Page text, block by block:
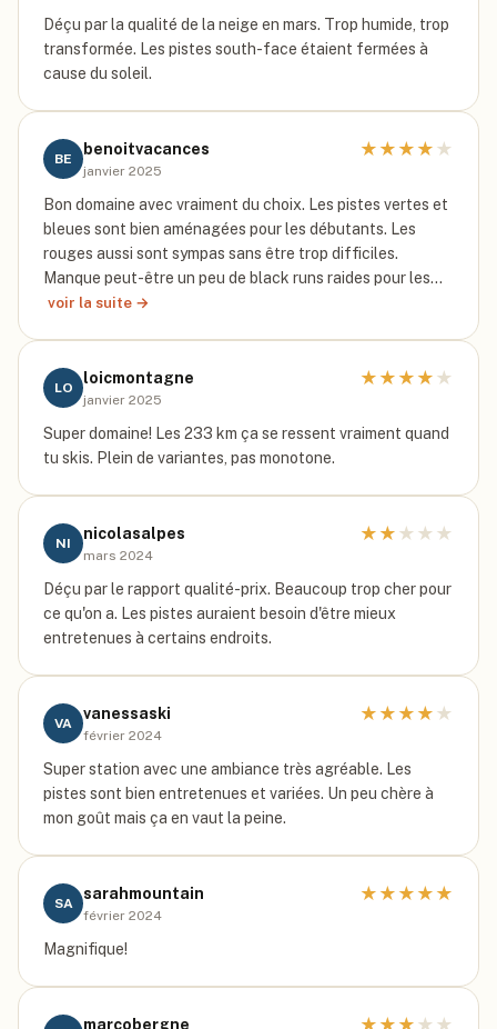
Déçu par la qualité de la neige en mars. Trop humide, trop
transformée. Les pistes south-face étaient fermées à
cause du soleil.
BE
benoitvacances
janvier 2025
★ ★ ★ ★ ★
Bon domaine avec vraiment du choix. Les pistes vertes et
bleues sont bien aménagées pour les débutants. Les
rouges aussi sont sympas sans être trop difficiles.
Manque peut-être un peu de black runs raides pour les…
voir la suite →
LO
loicmontagne
janvier 2025
★ ★ ★ ★ ★
Super domaine! Les 233 km ça se ressent vraiment quand
tu skis. Plein de variantes, pas monotone.
NI
nicolasalpes
mars 2024
★ ★ ★ ★ ★
Déçu par le rapport qualité-prix. Beaucoup trop cher pour
ce qu'on a. Les pistes auraient besoin d'être mieux
entretenues à certains endroits.
VA
vanessaski
février 2024
★ ★ ★ ★ ★
Super station avec une ambiance très agréable. Les
pistes sont bien entretenues et variées. Un peu chère à
mon goût mais ça en vaut la peine.
SA
sarahmountain
février 2024
★ ★ ★ ★ ★
Magnifique!
marcobergne